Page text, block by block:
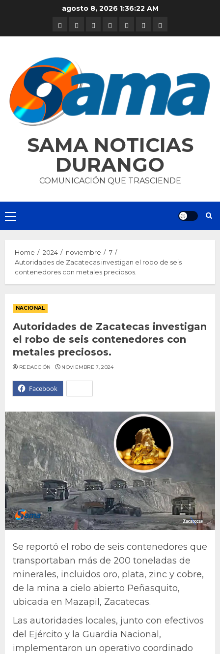
agosto 8, 2026 1:36:23 AM
DURANGO
NACIONAL
INTERNACIONAL
DEPORTES
ENTRETENIMIENTO
CIENCIA
Y
OPINION
SAMA NOTICIAS
DURANGO
COMUNICACIÓN QUE TRASCIENDE
Primary
Menu
Home 2024 noviembre
7
Autoridades de Zacatecas investigan el robo de seis
contenedores con metales preciosos.
NACIONAL
Autoridades de Zacatecas investigan
el robo de seis contenedores con
metales preciosos.
Facebook
REDACCIÓN NOVIEMBRE 7, 2024
Se reportó el robo de seis contenedores que
transportaban más de 200 toneladas de
minerales, incluidos oro, plata, zinc y cobre,
de la mina a cielo abierto Peñasquito,
ubicada en Mazapil, Zacatecas.
Las autoridades locales, junto con efectivos
del Ejército y la Guardia Nacional,
implementaron un operativo coordinado